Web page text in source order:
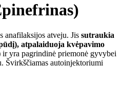
anafilaksijos atveju. Jis sutraukia
atpalaiduoja kvėpavimo
ir yra pagrindinė priemonė gyvybei
Švirkščiamas autoinjektoriumi